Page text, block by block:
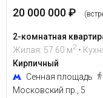
20 000 000 ₽
2-комнатная
Жилая: 57.60 м2 •
Кирпичный
Сенная площадь
Московский пр., 5